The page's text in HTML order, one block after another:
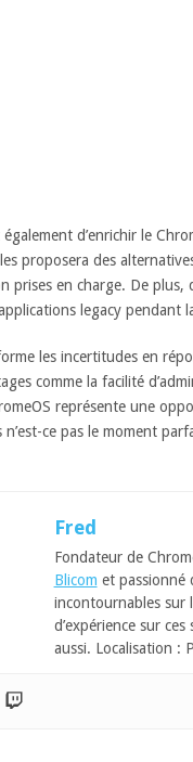
d’enrichir le
proposera des
prises en charge. De
legacy
les incertitudes en
comme la facilité
représente une
n’est-ce pas le moment
Fred
Fondateur de
Blicom et passionné
incontournables sur
d’expérience sur
aussi. Localisation :